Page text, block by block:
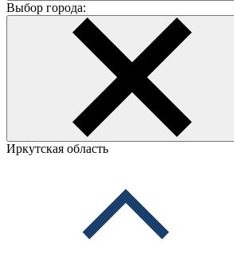
Выбор города:
Иркутская область